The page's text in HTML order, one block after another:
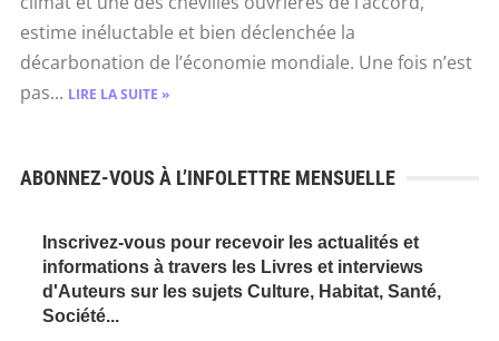
estime inéluctable et bien déclenchée la
décarbonation de l’économie mondiale. Une fois n’est
pas... LIRE LA SUITE »
ABONNEZ-VOUS À L’INFOLETTRE MENSUELLE
Inscrivez-vous pour recevoir les actualités et
informations à travers les Livres et interviews
d'Auteurs sur les sujets Culture, Habitat, Santé,
Société...